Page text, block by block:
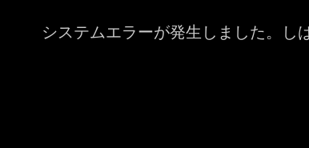
システムエラーが発生しました。し